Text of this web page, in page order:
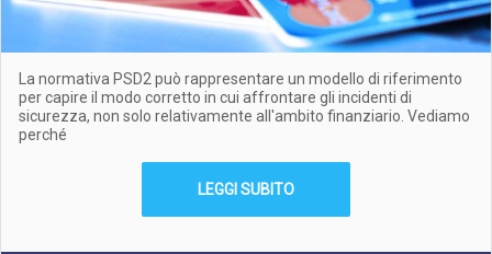
La normativa PSD2 può rappresentare un modello di riferimento
per capire il modo corretto in cui affrontare gli incidenti di
sicurezza, non solo relativamente all'ambito finanziario. Vediamo
perché
LEGGI SUBITO